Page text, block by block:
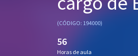
(CÓDIGO: 194000)
56
Horas de aula